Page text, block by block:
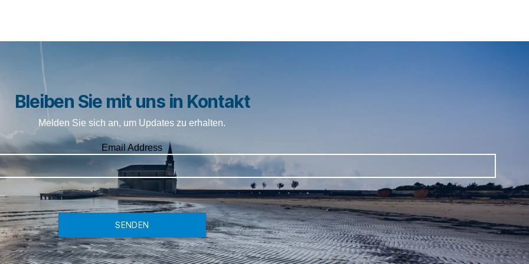
Bleiben Sie mit uns in Kontakt
Melden Sie sich an, um Updates zu erhalten.
Email Address
SENDEN